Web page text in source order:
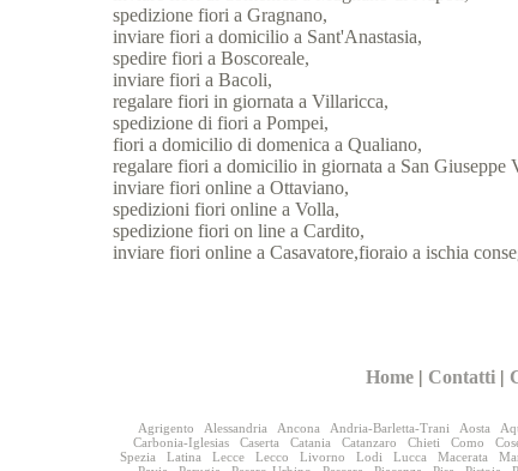
spedizione fiori a Gragnano,
inviare fiori a domicilio a Sant'Anastasia,
spedire fiori a Boscoreale,
inviare fiori a Bacoli,
regalare fiori in giornata a Villaricca,
spedizione di fiori a Pompei,
fiori a domicilio di domenica a Qualiano,
regalare fiori a domicilio in giornata a San Giuseppe
inviare fiori online a Ottaviano,
spedizioni fiori online a Volla,
spedizione fiori on line a Cardito,
inviare fiori online a Casavatore,fioraio a ischia
Home | Contatti |
Agrigento
Alessandria Ancona Andria-Barletta-Trani Aosta
Carbonia-Iglesias
Caserta Catania Catanzaro Chieti Como
Spezia
Latina Lecce Lecco Livorno Lodi Lucca Macerata